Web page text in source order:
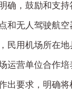
确，鼓励和支
无人驾驶航空
民用机场所在
运营单位合作
出要求，明确